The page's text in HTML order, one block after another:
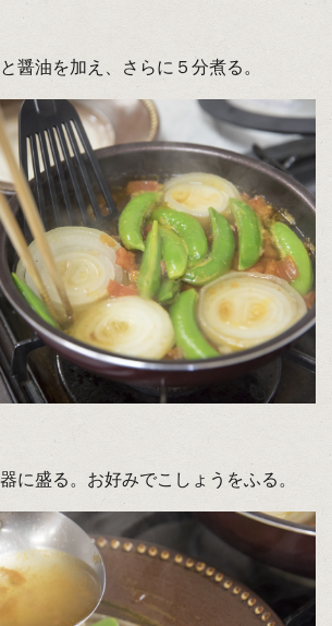
醤油を加え、さらに５分煮る。
に盛る。お好みでこしょうをふる。